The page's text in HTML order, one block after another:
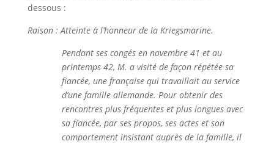
dessous :
Raison : Atteinte à l’honneur de la Kriegsmarine.
Pendant ses congés en novembre 41 et au
printemps 42, M. a visité de façon répétée sa
fiancée, une française qui travaillait au service
d’une famille allemande. Pour obtenir des
rencontres plus fréquentes et plus longues avec
sa fiancée, par ses propos, ses actes et son
comportement insistant auprès de la famille, il